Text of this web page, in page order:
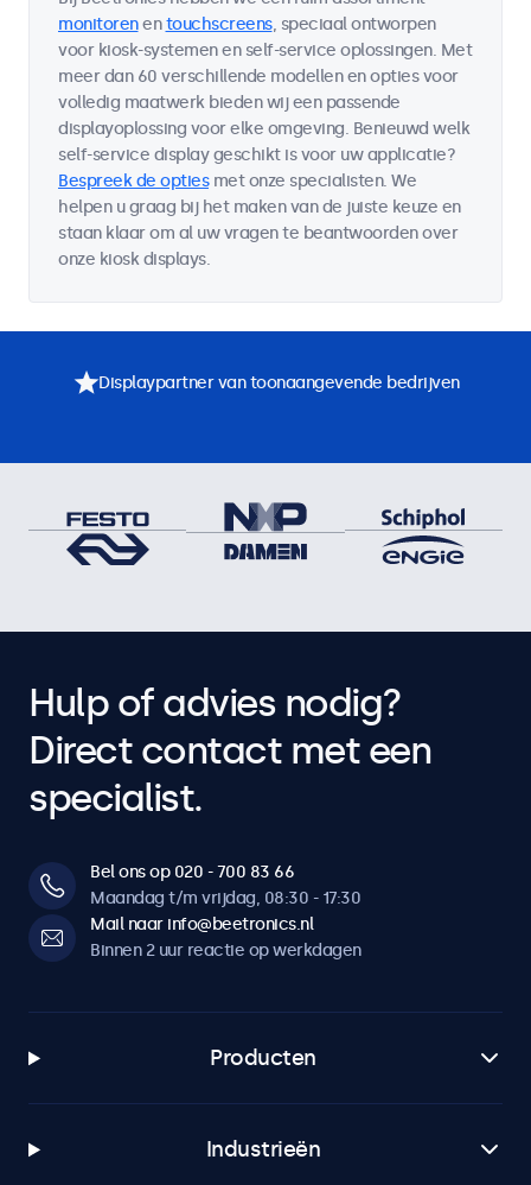
monitorenentouchscreens, speciaal ontworpen
voor kiosk-systemen en self-service oplossingen. Met
meer dan 60 verschillende modellen en opties voor
volledig maatwerk bieden wij een passende
displayoplossing voor elke omgeving. Benieuwd welk
self-service display geschikt is voor uw applicatie?
Bespreek de optiesmet onze specialisten. We
helpen u graag bij het maken van de juiste keuze en
staan klaar om al uw vragen te beantwoorden over
onze kiosk displays.
Displaypartner van toonaangevende bedrijven
Hulp of advies nodig?
Direct contact met een
specialist.
Bel ons op 020 - 700 83 66
Maandag t/m vrijdag, 08:30 - 17:30
Mail naar info@beetronics.nl
Binnen 2 uur reactie op werkdagen
Producten
Industrieën